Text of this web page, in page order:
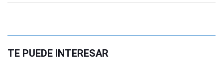
TE PUEDE INTERESAR